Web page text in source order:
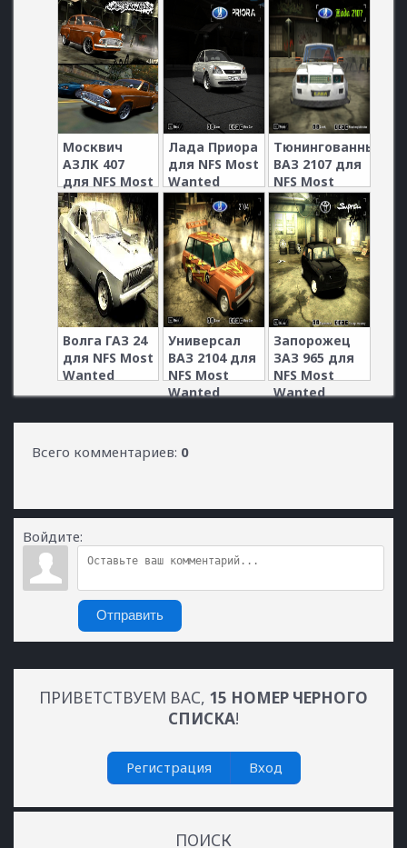
Москвич
АЗЛК 407
для NFS Most
Wanted
Лада Приора
для NFS Most
Wanted
Тюнингованный
ВАЗ 2107 для
NFS Most
Wanted
Волга ГАЗ 24
для NFS Most
Wanted
Универсал
ВАЗ 2104 для
NFS Most
Wanted
Запорожец
ЗАЗ 965 для
NFS Most
Wanted
Всего комментариев: 0
Войдите:
Отправить
ПРИВЕТСТВУЕМ ВАС, 15 НОМЕР ЧЕРНОГО
СПИСКА!
Регистрация Вход
ПОИСК